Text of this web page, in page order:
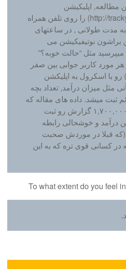
مطالعه, اپلیکیشن
(http://trackyourhappiness.org) را روی تلفن همراه
مدت طولانی , در ساعتهای
براشون نوتیفیکیشن می
مثل “حالت خوبه؟”
مورد کاربر جوابی بین صفر
۱۰ (عالی) رو با اسکرول به اپلیکشن
مثل میزان درآمد, تعداد بچه
ثبت میشد. داده های مقاله که
از ۳۳,۳۹۱ نفر حدود ۱,۷۰۰,۰۰۰ گزارش رو ثبت
درآمد و خوشحالی رابطه
(که قبلا در موردش صحبت
در کسانی قوی تره که به این
To what extent do you feel